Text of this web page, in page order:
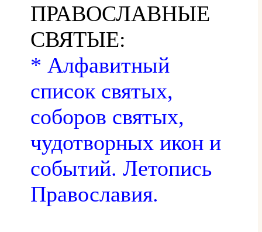
ПРАВОСЛАВНЫЕ
СВЯТЫЕ:
* Алфавитный
список святых,
соборов святых,
чудотворных икон и
событий. Летопись
Православия.